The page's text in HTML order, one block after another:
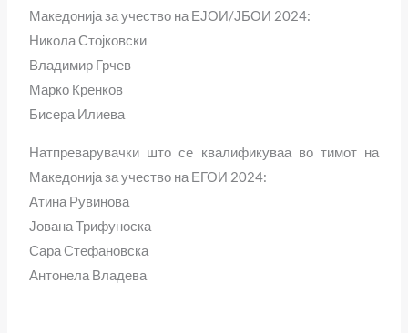
Македонија за учество на ЕЈОИ/ЈБОИ 2024:
Никола Стојковски
Владимир Грчев
Марко Кренков
Бисера Илиева
Натпреварувачки што се квалификуваа во тимот на
Македонија за учество на ЕГОИ 2024:
Атина Рувинова
Јована Трифуноска
Сара Стефановска
Антонела Владева